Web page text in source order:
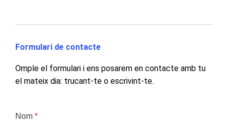
Formulari de contacte
Omple el formulari i ens posarem en contacte amb tu
el mateix dia: trucant-te o escrivint-te.
Nom *